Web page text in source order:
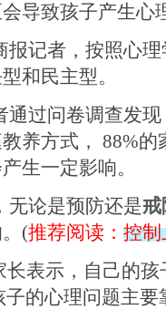
导致孩子产生心
记者，按照心理
和民主型。
过问卷调查发现
养方式， 88%
生一定影响。
论是预防还是戒
(推荐阅读： 控制
表示，自己的孩
子的心理问题主